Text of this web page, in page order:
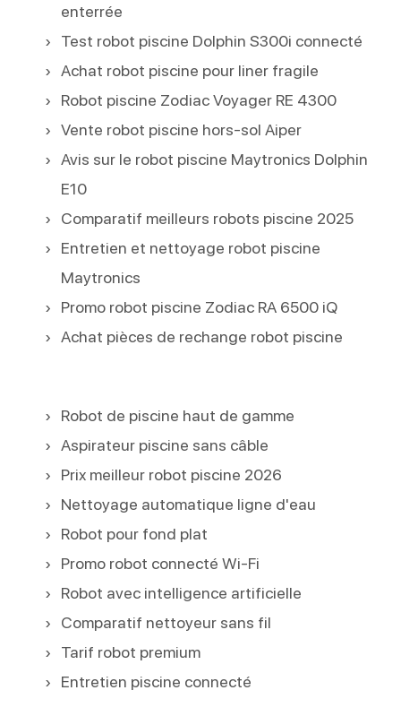
enterrée
Test robot piscine Dolphin S300i connecté
Achat robot piscine pour liner fragile
Robot piscine Zodiac Voyager RE 4300
Vente robot piscine hors-sol Aiper
Avis sur le robot piscine Maytronics Dolphin
E10
Comparatif meilleurs robots piscine 2025
Entretien et nettoyage robot piscine
Maytronics
Promo robot piscine Zodiac RA 6500 iQ
Achat pièces de rechange robot piscine
Robot de piscine haut de gamme
Aspirateur piscine sans câble
Prix meilleur robot piscine 2026
Nettoyage automatique ligne d'eau
Robot pour fond plat
Promo robot connecté Wi-Fi
Robot avec intelligence artificielle
Comparatif nettoyeur sans fil
Tarif robot premium
Entretien piscine connecté